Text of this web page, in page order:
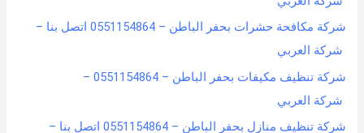
شركة مكافحة حشرات بحفر الباطن – 0551154864 اتصل بنا –
شركة العربي
شركة تنظيف مكيفات بحفر الباطن – 0551154864 –
شركة العربي
شركة تنظيف منازل بحفر الباطن – 0551154864 اتصل بنا –